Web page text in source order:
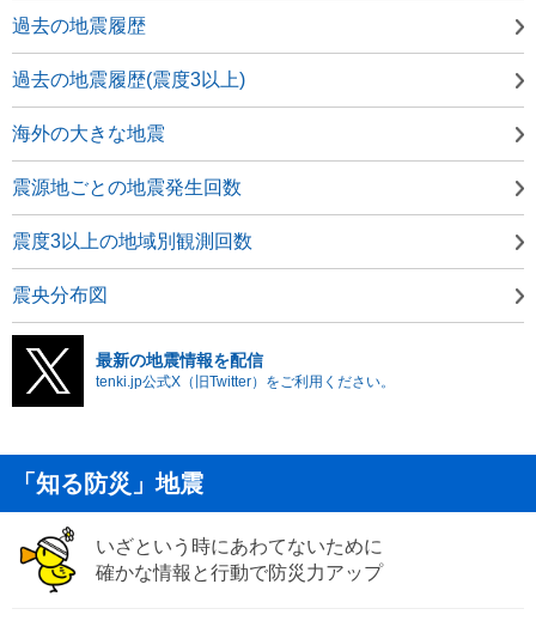
過去の地震履歴
過去の地震履歴(震度3以上)
海外の大きな地震
震源地ごとの地震発生回数
震度3以上の地域別観測回数
震央分布図
最新の地震情報を配信
tenki.jp公式X（旧Twitter）をご利用ください。
「知る防災」地震
いざという時にあわてないために
確かな情報と行動で防災力アップ